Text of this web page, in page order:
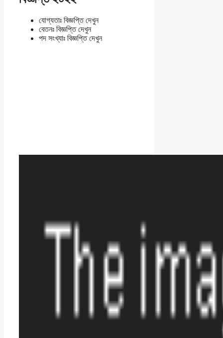
যোগ্যতাঃ বিজ্ঞপ্তি দেখুন
বেতনঃ বিজ্ঞপ্তি দেখুন
পদ সংখ্যাঃ বিজ্ঞপ্তি দেখুন